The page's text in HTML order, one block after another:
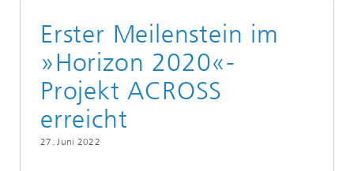
Erster Meilenstein im
»Horizon 2020«-
Projekt ACROSS
erreicht
27. Juni 2022